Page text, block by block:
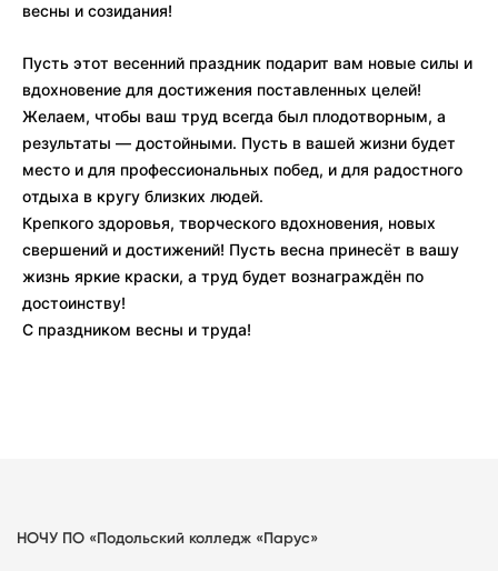
весны и созидания!
Пусть этот весенний праздник подарит вам новые силы и
вдохновение для достижения поставленных целей!
Желаем, чтобы ваш труд всегда был плодотворным, а
результаты — достойными. Пусть в вашей жизни будет
место и для профессиональных побед, и для радостного
отдыха в кругу близких людей.
Крепкого здоровья, творческого вдохновения, новых
свершений и достижений! Пусть весна принесёт в вашу
жизнь яркие краски, а труд будет вознаграждён по
достоинству!
С праздником весны и труда!
НОЧУ ПО «Подольский колледж «Парус»